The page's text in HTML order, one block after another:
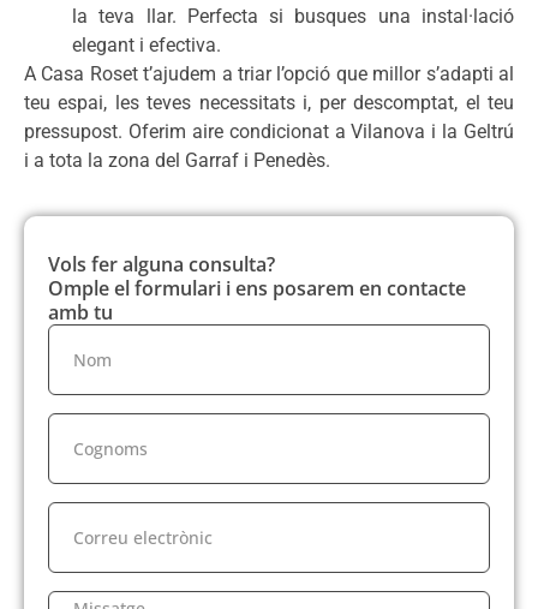
la teva llar. Perfecta si busques una instal·lació
elegant i efectiva.
A Casa Roset t’ajudem a triar l’opció que millor s’adapti al
teu espai, les teves necessitats i, per descomptat, el teu
pressupost. Oferim aire condicionat a Vilanova i la Geltrú
i a tota la zona del Garraf i Penedès.
Vols fer alguna consulta?
Omple el formulari i ens posarem en contacte
amb tu